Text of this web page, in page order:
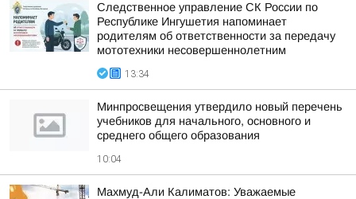
Следственное управление СК России по
Республике Ингушетия напоминает
родителям об ответственности за передачу
мототехники несовершеннолетним
13:34
Минпросвещения утвердило новый перечень
учебников для начального, основного и
среднего общего образования
10:04
Махмуд-Али Калиматов: Уважаемые